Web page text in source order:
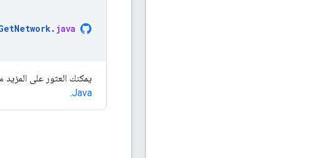
. java
يمكنك العثور على المزيد
Java
.